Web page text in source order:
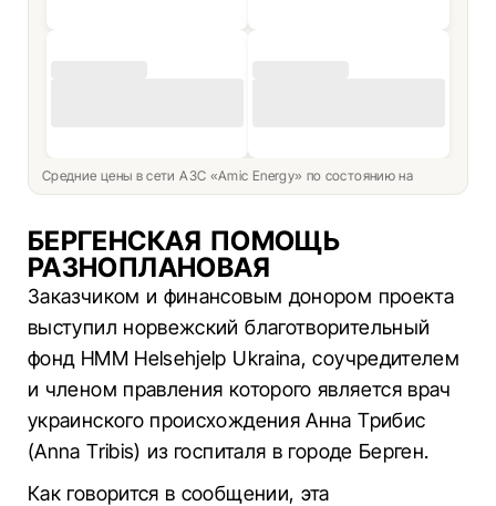
Средние цены в сети АЗС «Amic Energy» по состоянию на
БЕРГЕНСКАЯ ПОМОЩЬ
РАЗНОПЛАНОВАЯ
Заказчиком и финансовым донором проекта
выступил норвежский благотворительный
фонд HMM Helsehjelp Ukraina, соучредителем
и членом правления которого является врач
украинского происхождения Анна Трибис
(Anna Tribis) из госпиталя в городе Берген.
Как говорится в сообщении, эта